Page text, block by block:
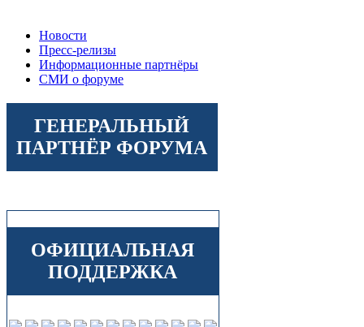
Новости
Пресс-релизы
Информационные партнёры
СМИ о форуме
ГЕНЕРАЛЬНЫЙ
ПАРТНЁР ФОРУМА
ОФИЦИАЛЬНАЯ
ПОДДЕРЖКА